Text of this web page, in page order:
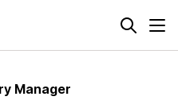
Manager